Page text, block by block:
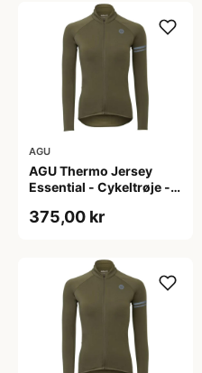
AGU
AGU Thermo Jersey
Essential - Cykeltrøje -
L
375,00 kr